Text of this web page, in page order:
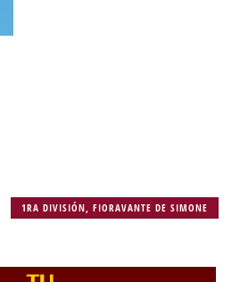
1RA DIVISIÓN ,FIORAVANTE DE SIMONE